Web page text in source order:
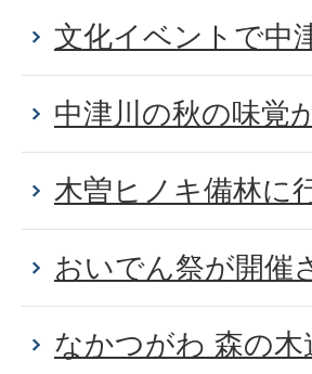
文化イベントで中
中津川の秋の味覚
木曽ヒノキ備林に
おいでん祭が開催
なかつがわ 森の